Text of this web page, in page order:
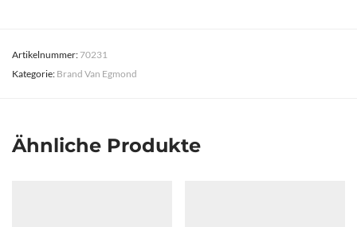
Artikelnummer:70231
Kategorie: Brand Van Egmond
Ähnliche Produkte